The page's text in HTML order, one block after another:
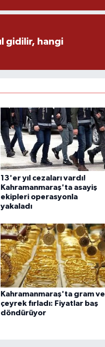
gidilir, hangi
13'er yıl cezaları vardı!
Kahramanmaraş'ta asayiş
ekipleri operasyonla
yakaladı
Kahramanmaraş'ta gram ve
çeyrek fırladı: Fiyatlar baş
döndürüyor